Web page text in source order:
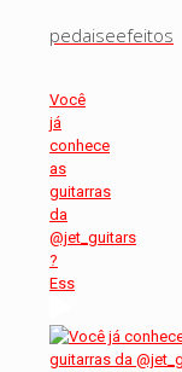
pedaiseefeitos
Você
já
conhece
as
guitarras
da
@jet_guitars
?
Ess